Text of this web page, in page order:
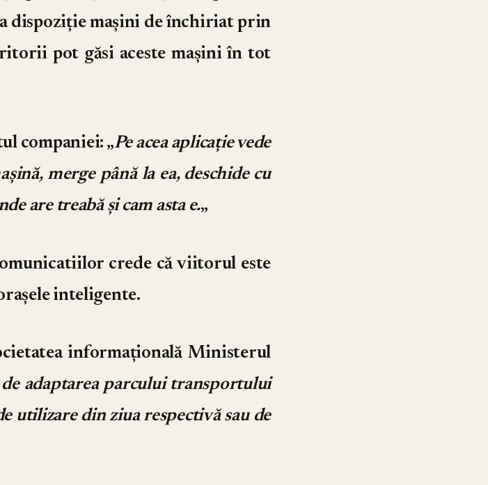
dispoziție mașini de închiriat prin
pot găsi aceste mașini în tot
companiei: „Pe acea aplicație vede
merge până la ea, deschide cu
are treabă și cam asta e.„
crede că viitorul este
inteligente.
informațională Ministerul
adaptarea parcului transportului
utilizare din ziua respectivă sau de